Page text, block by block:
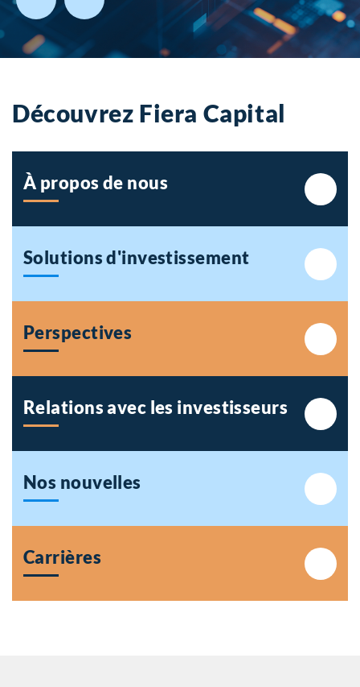
Découvrez Fiera Capital
À propos de nous
Solutionsd'investissement
Perspectives
Relations avec les investisseurs
Nos nouvelles
Carrières